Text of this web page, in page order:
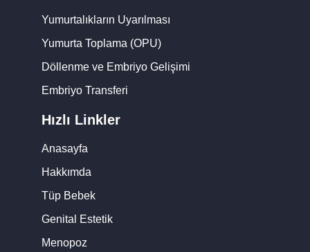
Yumurtalıkların Uyarılması
Yumurta Toplama (OPU)
Döllenme ve Embriyo Gelişimi
Embriyo Transferi
Hızlı Linkler
Anasayfa
Hakkımda
Tüp Bebek
Genital Estetik
Menopoz